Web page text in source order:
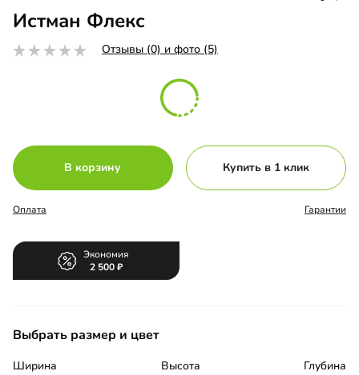
Истман Флекс
Отзывы (0) и фото (5)
В корзину Купить в 1 клик
Оплата Гарантии
Экономия
2 500
Выбрать размер и цвет
Ширина Высота Глубина